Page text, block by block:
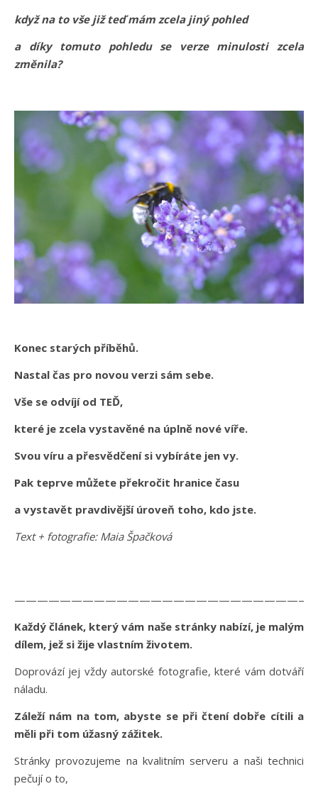
když na to vše již teď mám zcela jiný pohled
a díky tomuto pohledu se verze minulosti zcela
změnila?
Konec starých příběhů.
Nastal čas pro novou verzi sám sebe.
Vše se odvíjí od TEĎ,
které je zcela vystavěné na úplně nové víře.
Svou víru a přesvědčení si vybíráte jen vy.
Pak teprve můžete překročit hranice času
a vystavět pravdivější úroveň toho, kdo jste.
Text + fotografie: Maia Špačková
Každý článek, který vám naše stránky nabízí, je malým
dílem, jež si žije vlastním životem.
Doprovází jej vždy autorské fotografie, které vám dotváří
náladu.
Záleží nám na tom, abyste se při čtení dobře cítili a
měli při tom úžasný zážitek.
Stránky provozujeme na kvalitním serveru a naši technici
pečují o to,